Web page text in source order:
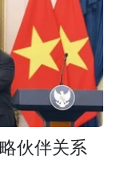
伙伴关系